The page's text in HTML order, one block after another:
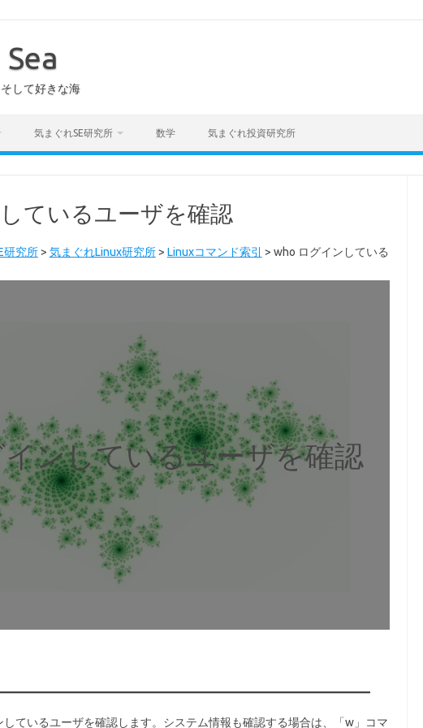
して好きな海
気まぐれSE研究所 数学 気まぐれ投資研究所
ているユーザを確認
研究所> 気まぐれLinux研究所> Linuxコマンド索引 > who ログインしている
ンしているユーザを確認
ているユーザを確認します。システム情報も確認する場合は、「w」コマ